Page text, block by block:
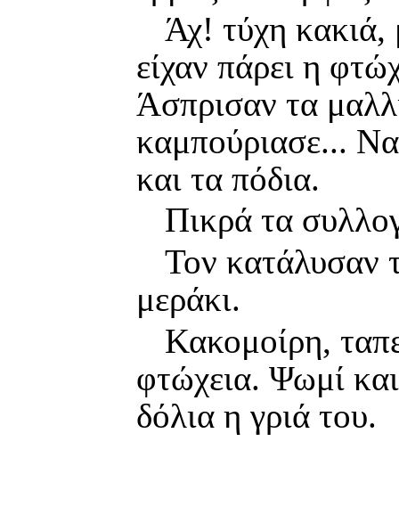
Άχ! τύχη
είχαν πάρει η
Άσπρισαν τα
καμπούριασε...
και τα πόδια.
Πικρά τα
Τον κατάλυσαν
μεράκι.
Κακομοίρη,
φτώχεια. Ψωμί
δόλια η γριά του.